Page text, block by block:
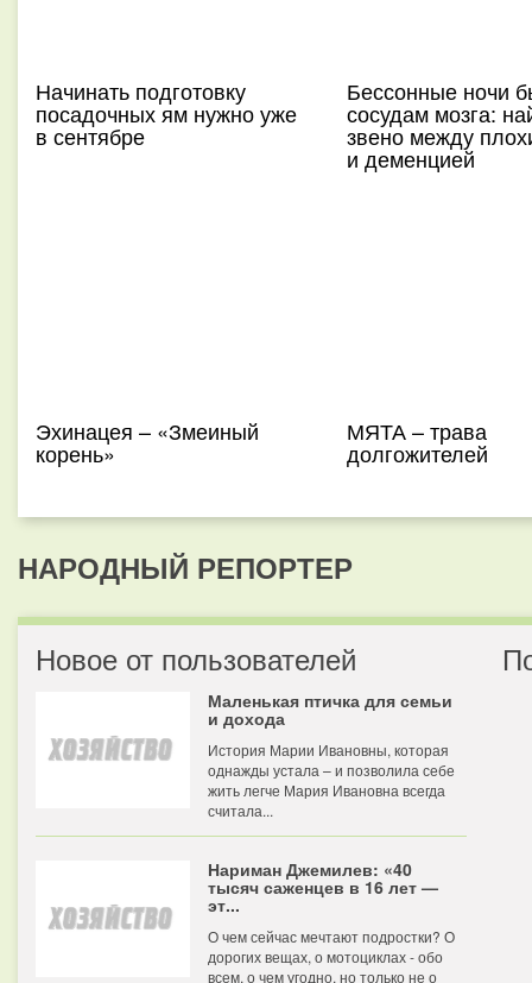
Начинать подготовку
посадочных ям нужно уже
в сентябре
Бессонные ночи
сосудам мозга:
звено между
и деменцией
Эхинацея – «Змеиный
корень»
МЯТА – трава
долгожителей
НАРОДНЫЙ РЕПОРТЕР
Новое от пользователей
Маленькая птичка для семьи
и дохода
История Марии Ивановны, которая
однажды устала – и позволила себе
жить легче Мария Ивановна всегда
считала...
Нариман Джемилев: «40
тысяч саженцев в 16 лет —
эт...
О чем сейчас мечтают подростки? О
дорогих вещах, о мотоциклах - обо
всем, о чем угодно, но только не о